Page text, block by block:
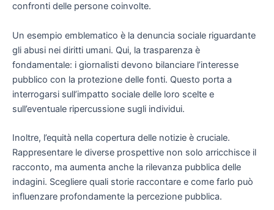
confronti delle persone coinvolte.
Un esempio emblematico è la denuncia sociale riguardante
gli abusi nei diritti umani. Qui, la trasparenza è
fondamentale: i giornalisti devono bilanciare l’interesse
pubblico con la protezione delle fonti. Questo porta a
interrogarsi sull’impatto sociale delle loro scelte e
sull’eventuale ripercussione sugli individui.
Inoltre, l’equità nella copertura delle notizie è cruciale.
Rappresentare le diverse prospettive non solo arricchisce il
racconto, ma aumenta anche la rilevanza pubblica delle
indagini. Scegliere quali storie raccontare e come farlo può
influenzare profondamente la percezione pubblica.